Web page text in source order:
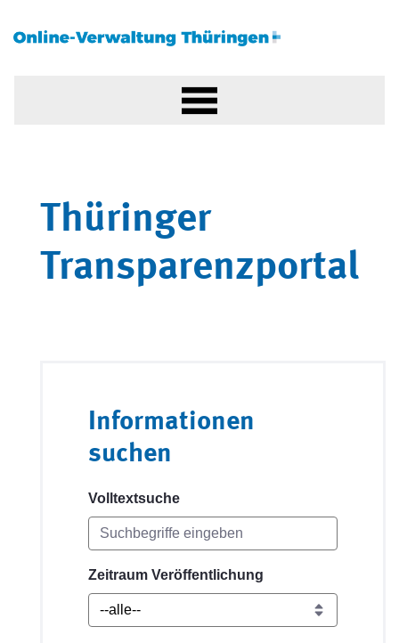
Thüringer
Transparenzportal
Informationen
suchen
Volltextsuche
Zeitraum Veröffentlichung